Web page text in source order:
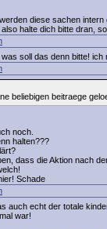
diese sachen
halte dich bitte dran,
soll das denn bitte!
beliebigen beitraege
noch.
halten???
dass die Aktion nach
Schade
auch echt der totale
war!